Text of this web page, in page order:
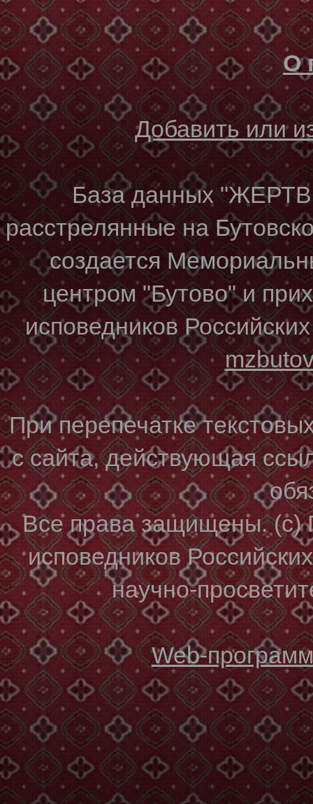
О
Добавить или
База данных
расстрелянные на
создается
центром "Бутово" и
исповедников
При перепечатке
с сайта, действующая
Все права защищены. (с)
исповедников
научно-
Web-